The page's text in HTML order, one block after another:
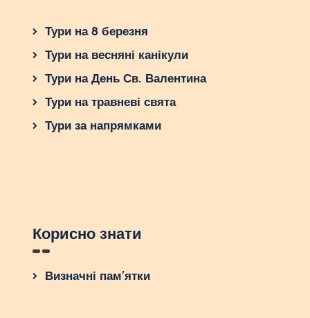
Тури на 8 березня
Тури на весняні канікули
Тури на День Св. Валентина
Тури на травневі свята
Тури за напрямками
Корисно знати
Визначні пам’ятки